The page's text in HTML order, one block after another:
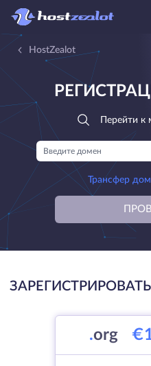
HostZealot
Перейти к
Трансфер
.org